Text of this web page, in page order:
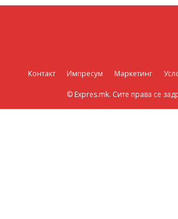
Контакт Импресум Маркетинг
© Expres.mk. Сите права се